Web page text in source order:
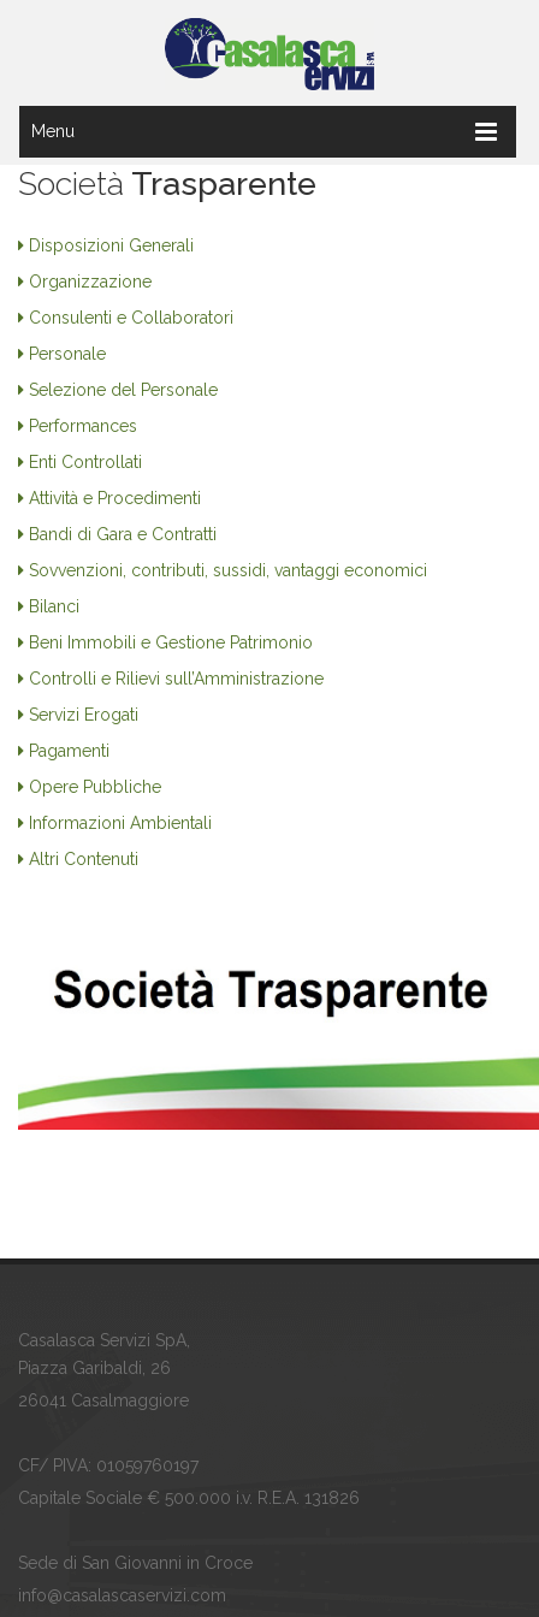
Menu
Società Trasparente
Disposizioni Generali
Organizzazione
Consulenti e Collaboratori
Personale
Selezione del Personale
Performances
Enti Controllati
Attività e Procedimenti
Bandi di Gara e Contratti
Sovvenzioni, contributi, sussidi, vantaggi economici
Bilanci
Beni Immobili e Gestione Patrimonio
Controlli e Rilievi sull’Amministrazione
Servizi Erogati
Pagamenti
Opere Pubbliche
Informazioni Ambientali
Altri Contenuti
Casalasca Servizi SpA,
Piazza Garibaldi, 26
26041 Casalmaggiore
CF/ PIVA: 01059760197
Capitale Sociale € 500.000 i.v. R.E.A. 131826
Sede di San Giovanni in Croce
info@casalascaservizi.com